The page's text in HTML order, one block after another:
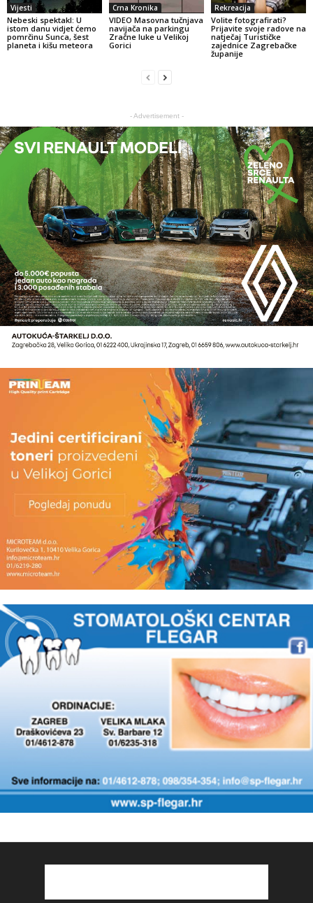
Vijesti
Nebeski spektakl: U
istom danu vidjet ćemo
pomrčinu Sunca, šest
planeta i kišu meteora
Crna Kronika
VIDEO Masovna tučnjava
navijača na parkingu
Zračne luke u Velikoj
Gorici
Rekreacija
Volite fotografirati?
Prijavite svoje radove na
natječaj Turističke
zajednice Zagrebačke
županije
- Advertisement -